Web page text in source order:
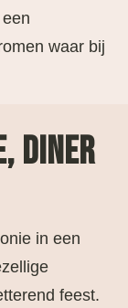
waar bij
DINER
in een
feest.